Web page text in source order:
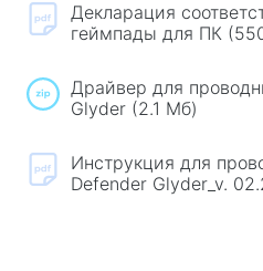
Аксессуары и запчасти
Напольные игровые ковры
Игровые столы
Игровые кресла
Декларация
геймпады для ПК
Драйвер для
Glyder (2.1 Мб)
Инструкция для
Defender Glyder_v.